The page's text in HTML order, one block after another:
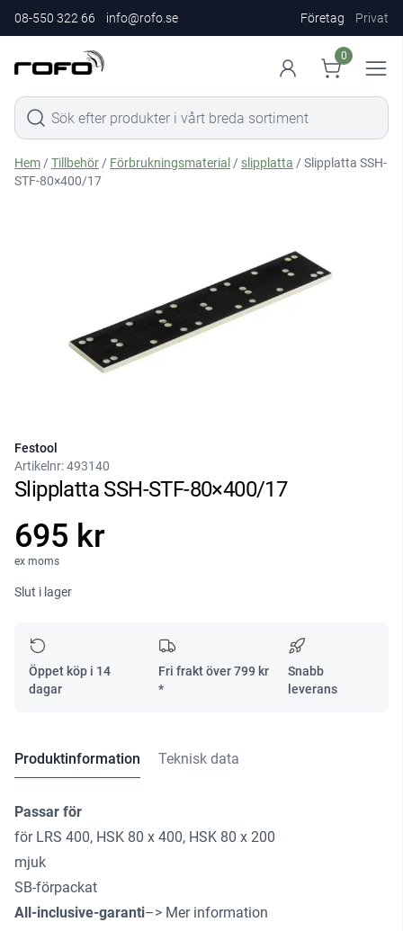
08-550 322 66 info@rofo.se Företag Privat
0
Hem /Tillbehör / Förbrukningsmaterial / slipplatta / Slipplatta SSH-
STF-80×400/17
Festool
Artikelnr:493140
Slipplatta SSH-STF-80×400/17
695 kr
ex moms
Slut i lager
Öppet köp i 14
dagar
Fri frakt över799 kr
*
Snabb
leverans
Produktinformation Teknisk data
Passar för
för LRS 400, HSK 80 x 400, HSK 80 x 200
mjuk
SB-förpackat
All-inclusive-garanti–> Mer information